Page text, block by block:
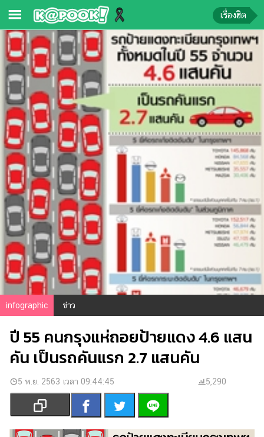
ข่าว-
ความ
รู้
ข่าว
ข่าว
บันเทิง
ตรวจ
หวย
ผล
บอล
สด
การ
เงิน
การ
ศึกษา
บันเทิง
รูปภาพ
ดู
หนัง
Music
Station
เรื่องฮิต
infographic ข่าว
ปี 55 คนกรุงแห่ถอยป้ายแดง 4.6 แสน
คัน เป็นรถคันแรก 2.7 แสนคัน
5 พ.ย. 2563 เวลา 09:44:45 5,290